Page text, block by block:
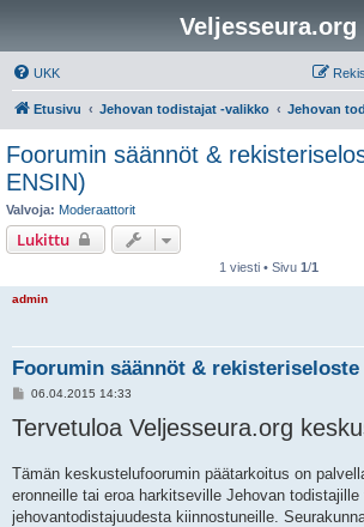
Veljesseura.org
UKK
Etusivu Jehovan todistajat -valikko Jehovan
Foorumin säännöt &
ENSIN)
Valvoja: Moderaattorit
Lukittu
1 viesti • Sivu 1/1
admin
Foorumin säännöt & rekisteriseloste
V
e
s
06.04.2015 14:33
Tervetuloa Veljesseura.org
Tämän keskustelufoorumin päätarkoitus on
eronneille tai eroa harkitseville Jehovan todistajille
jehovantodistajuudesta kiinnostuneille.